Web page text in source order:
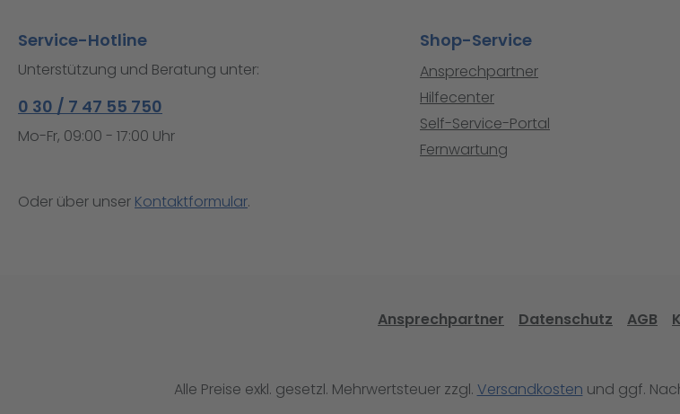
Service-Hotline
Unterstützung und Beratung unter:
0 30 / 7 47 55 750
Mo-Fr, 09:00 - 17:00 Uhr
Oder über unser Kontaktformular.
Shop-Service
Ansprechpartner
Hilfecenter
Self-Service-Portal
Fernwartung
Ansprechpartner Datenschutz AGB
Alle Preise exkl. gesetzl. Mehrwertsteuer zzgl. Versandkosten und ggf.